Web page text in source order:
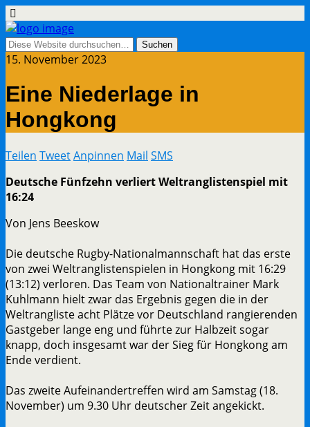
15. November 2023
Eine Niederlage in
Hongkong
Teilen TweetAnpinnen Mail SMS
Deutsche Fünfzehn verliert Weltranglistenspiel mit
16:24
Von Jens Beeskow
Die deutsche Rugby-Nationalmannschaft hat das erste
von zwei Weltranglistenspielen in Hongkong mit 16:29
(13:12) verloren. Das Team von Nationaltrainer Mark
Kuhlmann hielt zwar das Ergebnis gegen die in der
Weltrangliste acht Plätze vor Deutschland rangierenden
Gastgeber lange eng und führte zur Halbzeit sogar
knapp, doch insgesamt war der Sieg für Hongkong am
Ende verdient.
Das zweite Aufeinandertreffen wird am Samstag (18.
November) um 9.30 Uhr deutscher Zeit angekickt.